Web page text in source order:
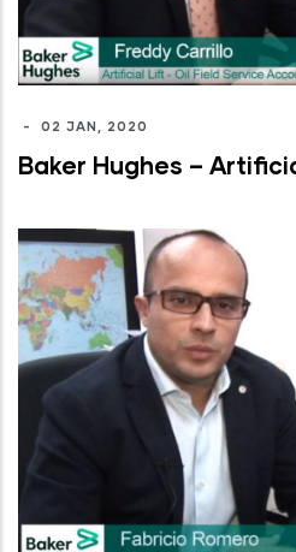
- 02 JAN, 2020
Baker Hughes –